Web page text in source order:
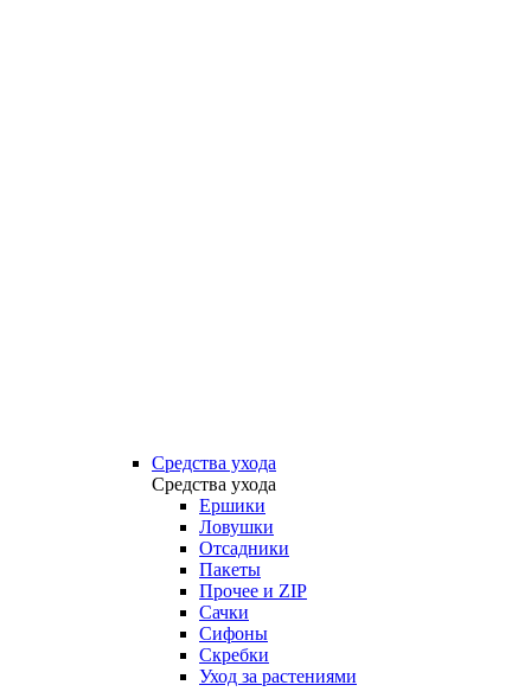
Средства ухода
Средства ухода
Ершики
Ловушки
Отсадники
Пакеты
Прочее и ZIP
Сачки
Сифоны
Скребки
Уход за растениями